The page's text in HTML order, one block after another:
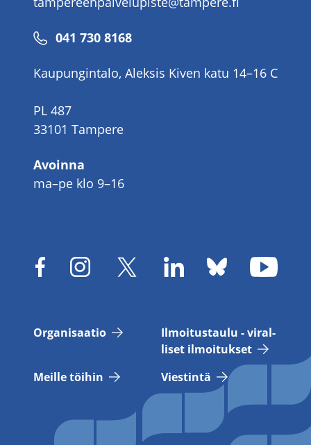
Puhelinnumero
041 730 8168
Kaupungintalo, Aleksis Kiven katu 14–16 C
PL 487
33101 Tampere
Avoinna
ma–pe klo 9–16
Or­ga­ni­saa­tio
Il­moi­tus­tau­lu - vi­ral­
li­set il­moi­tuk­set
Meil­le töi­hin
Vies­tin­tä